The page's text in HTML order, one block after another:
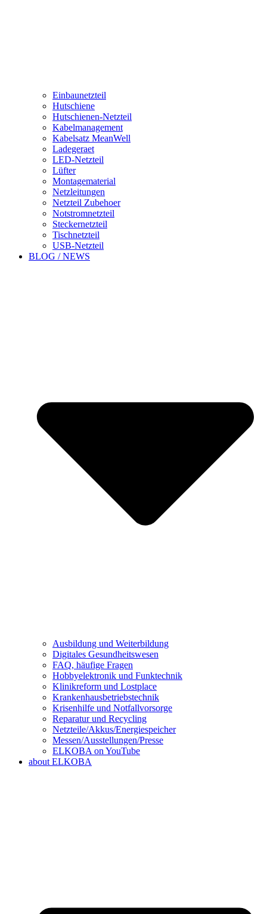
Einbaunetzteil
Hutschiene
Hutschienen-Netzteil
Kabelmanagement
Kabelsatz MeanWell
Ladegeraet
LED-Netzteil
Lüfter
Montagematerial
Netzleitungen
Netzteil Zubehoer
Notstromnetzteil
Steckernetzteil
Tischnetzteil
USB-Netzteil
BLOG / NEWS
Ausbildung und Weiterbildung
Digitales Gesundheitswesen
FAQ, häufige Fragen
Hobbyelektronik und Funktechnik
Klinikreform und Lostplace
Krankenhausbetriebstechnik
Krisenhilfe und Notfallvorsorge
Reparatur und Recycling
Netzteile/Akkus/Energiespeicher
Messen/Ausstellungen/Presse
ELKOBA on YouTube
about ELKOBA